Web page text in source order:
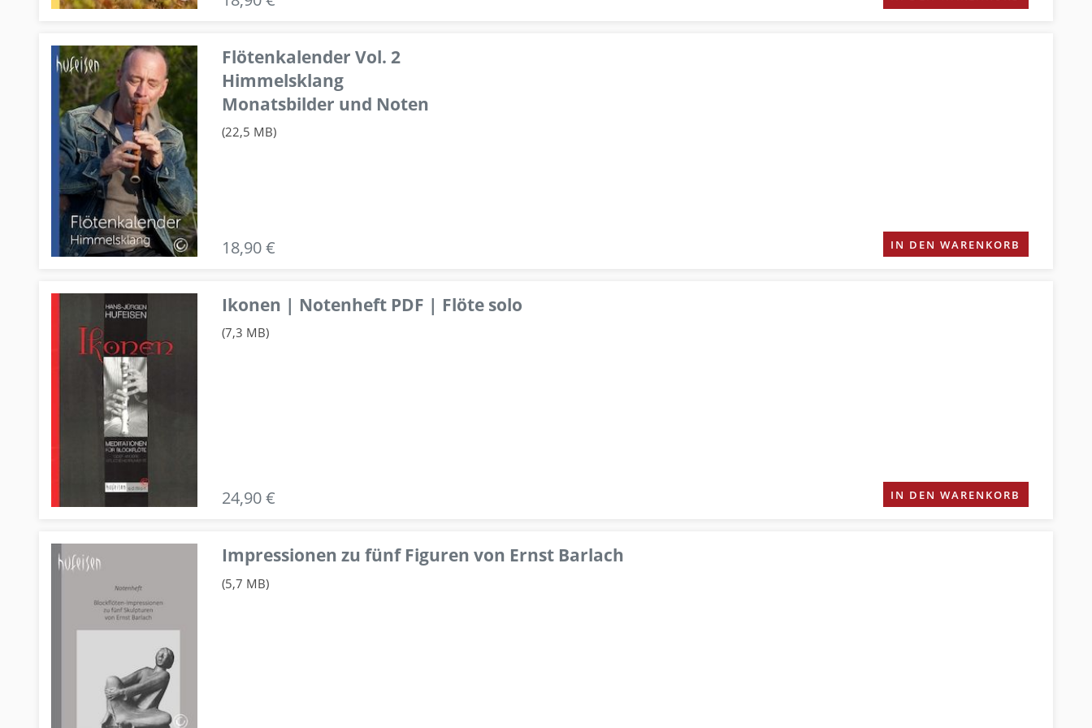
Flötenkalender Vol. 2
Himmelsklang
Monatsbilder und Noten
(22,5 MB)
18,90 € IN DEN WARENKORB
Ikonen | Notenheft PDF | Flöte solo
(7,3 MB)
24,90 € IN DEN WARENKORB
Impressionen zu fünf Figuren von Ernst Barlach
(5,7 MB)